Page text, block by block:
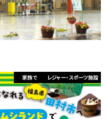
家族で レジャー・スポーツ施設